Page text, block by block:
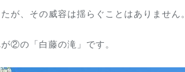
が、その威容は揺らぐことはありません。
②の「白藤の滝」です。